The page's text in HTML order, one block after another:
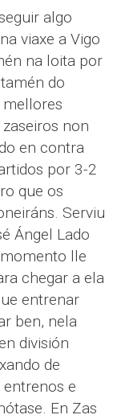
algo
viaxe a Vigo
na loita por
do
non
en contra
por 3-2
que os
Serviu
Ángel Lado
lle
chegar a ela
entrenar
ben, nela
división
de
e
En Zas